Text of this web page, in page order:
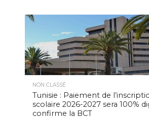
NON CLASSÉ
Tunisie : Paiement de
scolaire 2026-2027 sera 100%
confirme la BCT